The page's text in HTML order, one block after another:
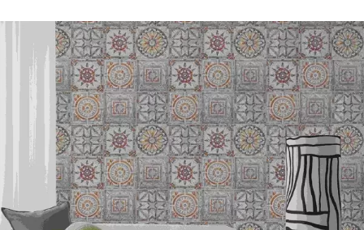
blød svamp. Tapeter med lakfinish kan
rengøres med vand.
Anvendelsesmetode Problemfri anvendelse
Tilgængelige materialer
Standard
365.00219.00kr/m²